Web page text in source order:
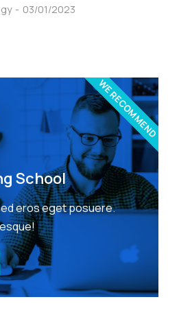
03/01/2023
School
eros eget posuere.
WE RECOMMEND